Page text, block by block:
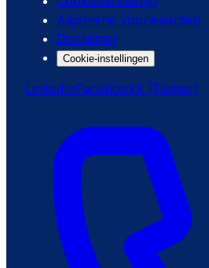
Algemene voorwaarden
Disclaimer
Cookie-instellingen
LinkedInFacebookX (Twitter)